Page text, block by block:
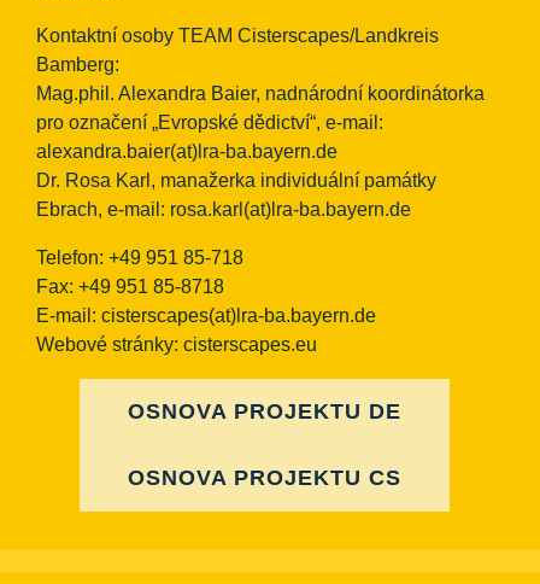
Kontaktní osoby TEAM Cisterscapes/Landkreis
Bamberg:
Mag.phil. Alexandra Baier, nadnárodní koordinátorka
pro označení „Evropské dědictví“, e-mail:
alexandra.baier(at)lra-ba.bayern.de
Dr. Rosa Karl, manažerka individuální památky
Ebrach, e-mail: rosa.karl(at)lra-ba.bayern.de
Telefon: +49 951 85-718
Fax: +49 951 85-8718
E-mail: cisterscapes(at)lra-ba.bayern.de
Webové stránky: cisterscapes.eu
OSNOVA PROJEKTU DE
OSNOVA PROJEKTU CS